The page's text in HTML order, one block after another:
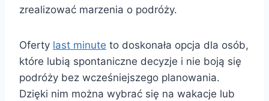
zrealizować marzenia o podróży.
Oferty last minute to doskonała opcja dla osób,
które lubią spontaniczne decyzje i nie boją się
podróży bez wcześniejszego planowania.
Dzięki nim można wybrać się na wakacje lub